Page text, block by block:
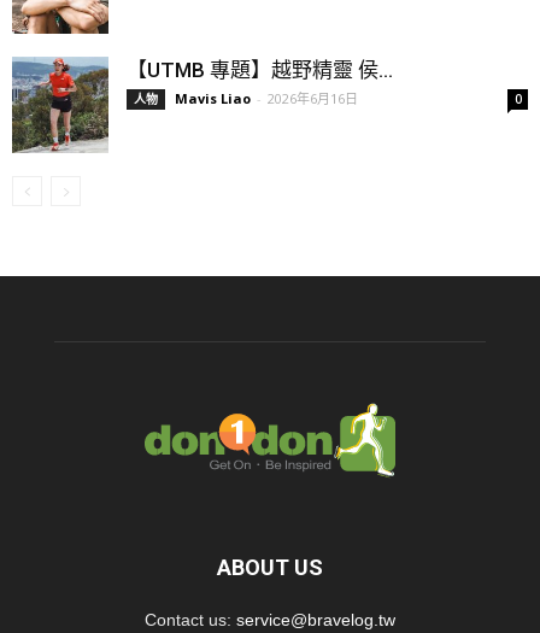
【UTMB 專題】越野精靈 侯...
人物 Mavis Liao - 2026年6月16日 0
ABOUT US
Contact us: service@bravelog.tw